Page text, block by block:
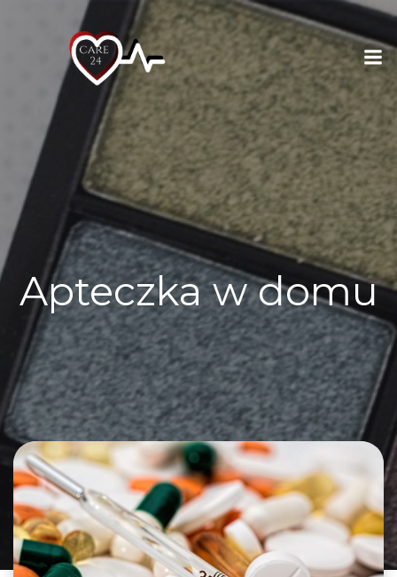
Skip
to
content
Apteczka w domu